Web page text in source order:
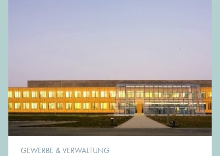
GEWERBE & VERWALTUNG